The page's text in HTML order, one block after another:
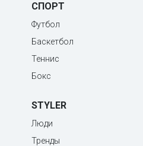
СПОРТ
Футбол
Баскетбол
Теннис
Бокс
STYLER
Люди
Тренды